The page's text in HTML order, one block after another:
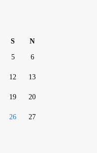
S N
5 6
12 13
19 20
26 27